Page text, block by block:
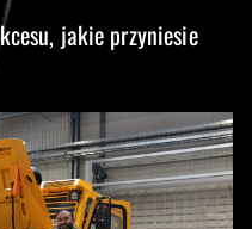
jakie przyniesie